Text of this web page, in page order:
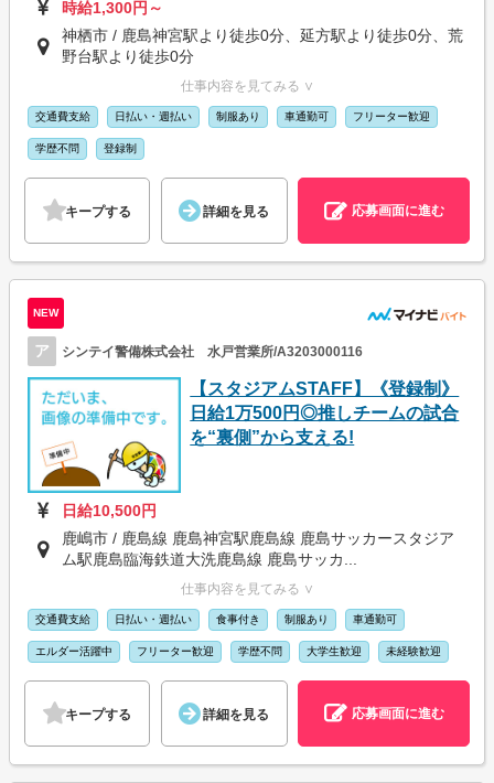
時給1,300円～
神栖市 / 鹿島神宮駅より徒歩0分、延方駅より徒歩0分、荒
野台駅より徒歩0分
仕事内容を見てみる ∨
交通費支給 日払い・週払い 制服あり 車通勤可 フリーター歓迎
学歴不問 登録制
キープする 詳細を見る 応募画面に進む
NEW
ア シンテイ警備株式会社 水戸営業所/A3203000116
【スタジアムSTAFF】《登録制》
日給1万500円◎推しチームの試合
を“裏側”から支える!
日給10,500円
鹿嶋市 / 鹿島線 鹿島神宮駅鹿島線 鹿島サッカースタジア
ム駅鹿島臨海鉄道大洗鹿島線 鹿島サッカ...
仕事内容を見てみる ∨
交通費支給 日払い・週払い 食事付き 制服あり 車通勤可
エルダー活躍中 フリーター歓迎 学歴不問 大学生歓迎 未経験歓迎
キープする 詳細を見る 応募画面に進む